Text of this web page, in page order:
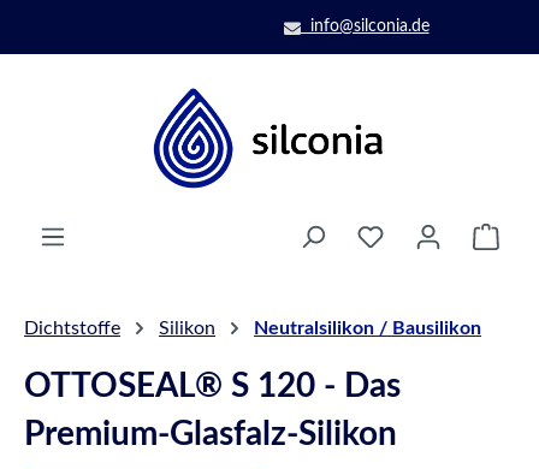
info@silconia.de
Dichtstoffe Silikon Neutralsilikon / Bausilikon
OTTOSEAL® S 120 - Das
Premium-Glasfalz-Silikon